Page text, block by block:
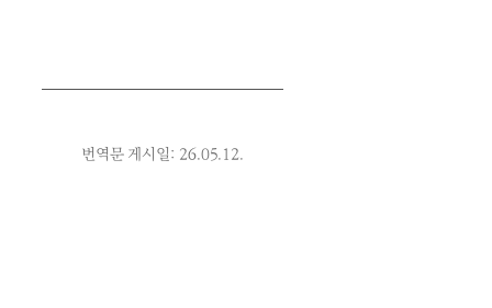
번역문 게시일: 26.05.12.